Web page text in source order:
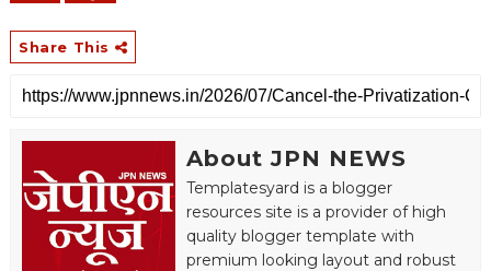
Share This
About JPN NEWS
Templatesyard is a blogger
resources site is a provider of high
quality blogger template with
premium looking layout and robust